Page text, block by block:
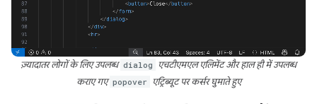
ज़्यादातर लोगों के लिए उपलब्ध dialog एचटीएमएल एलिमेंट और हाल ही में उपलब्ध
कराए गए popover एट्रिब्यूट पर कर्सर घुमाते हुए